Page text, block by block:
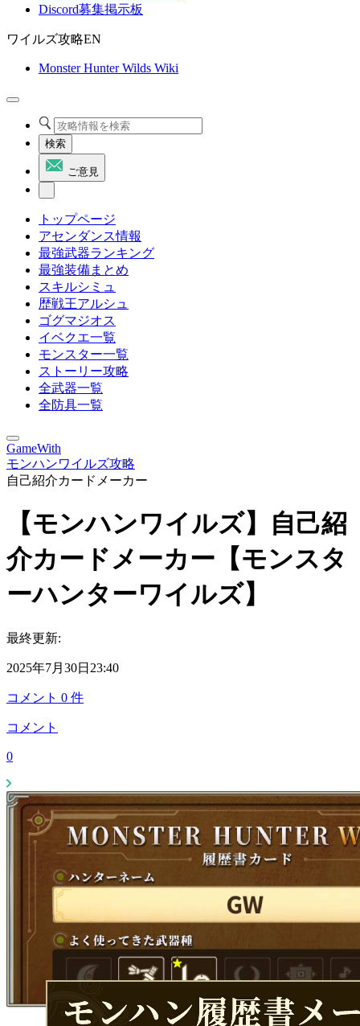
Discord募集掲示板
ワイルズ攻略EN
Monster Hunter Wilds Wiki
検索
ご意見
トップページ
アセンダンス情報
最強武器ランキング
最強装備まとめ
スキルシミュ
歴戦王アルシュ
ゴグマジオス
イベクエ一覧
モンスター一覧
ストーリー攻略
全武器一覧
全防具一覧
GameWith
モンハンワイルズ攻略
自己紹介カードメーカー
【モンハンワイルズ】自己紹
介カードメーカー【モンスタ
ーハンターワイルズ】
最終更新:
2025年7月30日23:40
コメント 0 件
コメント
0